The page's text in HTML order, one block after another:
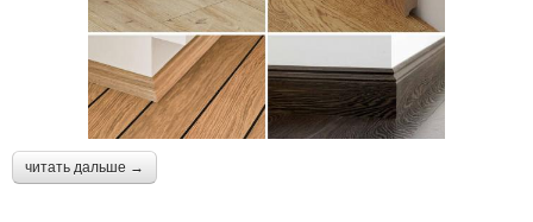
читать дальше →